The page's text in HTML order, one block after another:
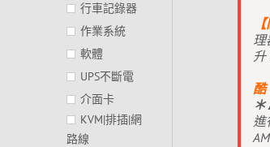
理
升
酷
＊
行車記錄器
作業系統
軟體
UPS不斷電
介面卡
KVM|排插|網
路線